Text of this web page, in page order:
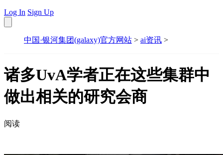
Log In Sign Up
中国·银河集团(galaxy)官方网站 > ai资讯 >
诸多UvA学者正在这些集群中
做出相关的研究会商
阅读